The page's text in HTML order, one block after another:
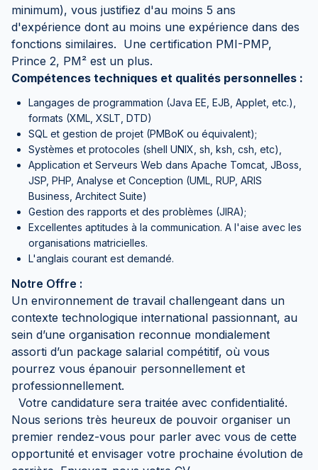
minimum), vous justifiez d'au moins 5 ans
d'expérience dont au moins une expérience dans des
fonctions similaires. Une certification PMI-PMP,
Prince 2, PM² est un plus.
Compétences techniques et qualités personnelles :
Langages de programmation (Java EE, EJB, Applet, etc.),
formats (XML, XSLT, DTD)
SQL et gestion de projet (PMBoK ou équivalent);
Systèmes et protocoles (shell UNIX, sh, ksh, csh, etc),
Application et Serveurs Web dans Apache Tomcat, JBoss,
JSP, PHP, Analyse et Conception (UML, RUP, ARIS
Business, Architect Suite)
Gestion des rapports et des problèmes (JIRA);
Excellentes aptitudes à la communication. A l'aise avec les
organisations matricielles.
L'anglais courant est demandé.
Notre Offre :
Un environnement de travail challengeant dans un
contexte technologique international passionnant, au
sein d’une organisation reconnue mondialement
assorti d’un package salarial compétitif, où vous
pourrez vous épanouir personnellement et
professionnellement.
Votre candidature sera traitée avec confidentialité.
Nous serions très heureux de pouvoir organiser un
premier rendez-vous pour parler avec vous de cette
opportunité et envisager votre prochaine évolution de